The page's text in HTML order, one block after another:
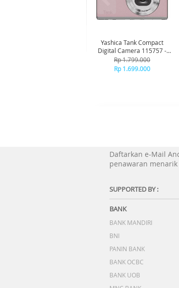
Yashica Tank Compact
Digital Camera 115757 -
Pink Marshmallow
Rp 1.799.000
Rp 1.699.000
Daftarkan e-Mail
penawaran menarik
SUPPORTED BY :
BANK
BANK MANDIRI
BNI
PANIN BANK
BANK OCBC
BANK UOB